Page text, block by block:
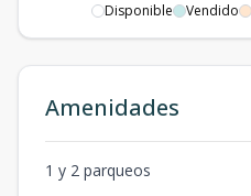
C : 19▲1
-
2 -m2
C : 20▲2
Disponible Vendido
Amenidades
1 y 2 parqueos